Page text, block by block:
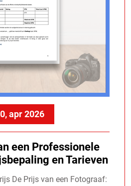
apr 2026
een Professionele
en Tarieven
De Prijs van een Fotograaf: